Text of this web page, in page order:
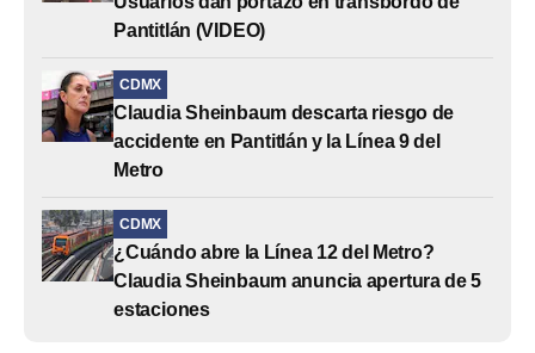
Pantitlán (VIDEO)
CDMX
Claudia Sheinbaum descarta riesgo de
accidente en Pantitlán y la Línea 9 del
Metro
CDMX
¿Cuándo abre la Línea 12 del Metro?
Claudia Sheinbaum anuncia apertura de 5
estaciones